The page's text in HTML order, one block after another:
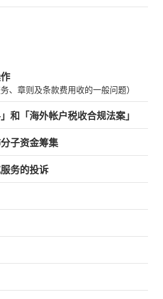
、章则及条款费用收的一般问题）
和「海外帐户税收合规法案」
子资金筹集
务的投诉